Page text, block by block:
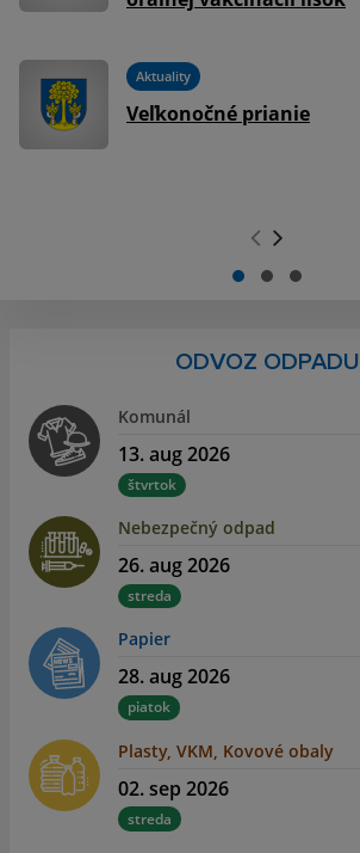
Aktuality
Veľkonočné prianie
ODVOZ ODPADU
Komunál
13. aug 2026
štvrtok
Nebezpečný odpad
26. aug 2026
streda
Papier
28. aug 2026
piatok
Plasty, VKM, Kovové obaly
02. sep 2026
streda